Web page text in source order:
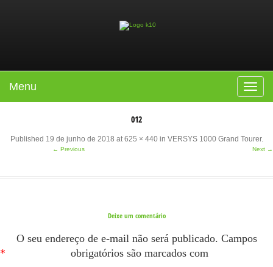
Toggle
Menu
012
Published 19 de junho de 2018 at625 × 440in VERSYS 1000 Grand Tourer.
← Previous Next →
Deixe um comentário
O seu endereço de e-mail não será publicado. Campos
obrigatórios são marcados com
*